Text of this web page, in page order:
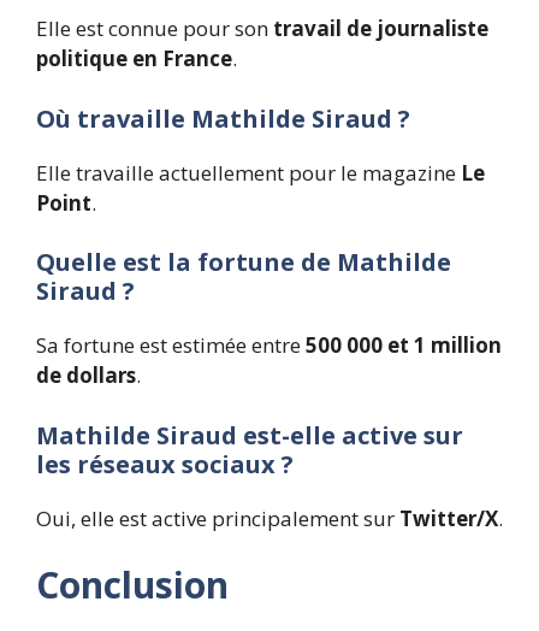
Elle est connue pour son travail de journaliste
politique en France.
Où travaille Mathilde Siraud ?
Elle travaille actuellement pour le magazine Le
Point.
Quelle est la fortune de Mathilde
Siraud ?
Sa fortune est estimée entre500 000 et 1 million
de dollars.
Mathilde Siraud est-elle active sur
les réseaux sociaux ?
Oui, elle est active principalement sur Twitter/X.
Conclusion